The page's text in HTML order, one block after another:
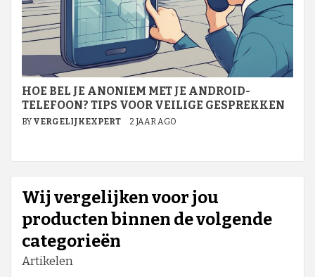
HOE BEL JE ANONIEM MET JE ANDROID-
TELEFOON? TIPS VOOR VEILIGE GESPREKKEN
BY VERGELIJKEXPERT 2 JAAR AGO
Wij vergelijken voor jou
producten binnen de volgende
categorieën
Artikelen